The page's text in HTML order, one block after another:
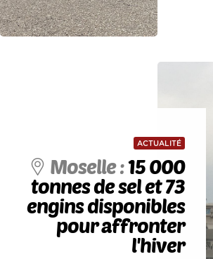
ACTUALITÉ
Moselle :15 000
tonnes de sel et 73
engins disponibles
pour affronter
l'hiver